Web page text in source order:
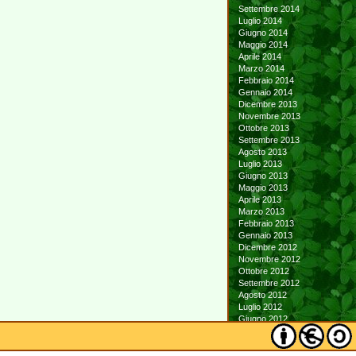
Settembre 2014
Luglio 2014
Giugno 2014
Maggio 2014
Aprile 2014
Marzo 2014
Febbraio 2014
Gennaio 2014
Dicembre 2013
Novembre 2013
Ottobre 2013
Settembre 2013
Agosto 2013
Luglio 2013
Giugno 2013
Maggio 2013
Aprile 2013
Marzo 2013
Febbraio 2013
Gennaio 2013
Dicembre 2012
Novembre 2012
Ottobre 2012
Settembre 2012
Agosto 2012
Luglio 2012
Giugno 2012
Maggio 2012
Aprile 2012